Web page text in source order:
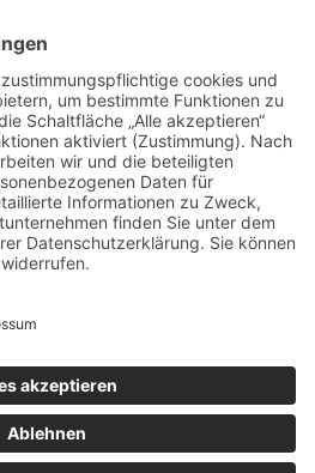
7 21
uns auf Facebook